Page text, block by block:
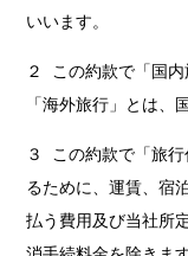
いいます。
２ この約款で「国内
「海外旅行」とは、
３ この約款で「旅
るために、運賃、宿
払う費用及び当社所